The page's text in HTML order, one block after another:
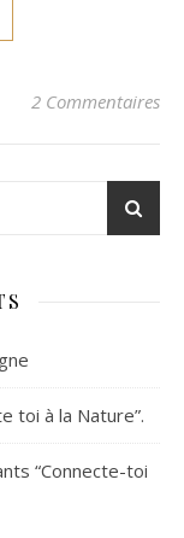
2 Commentaires
toi à la Nature”.
“Connecte-toi